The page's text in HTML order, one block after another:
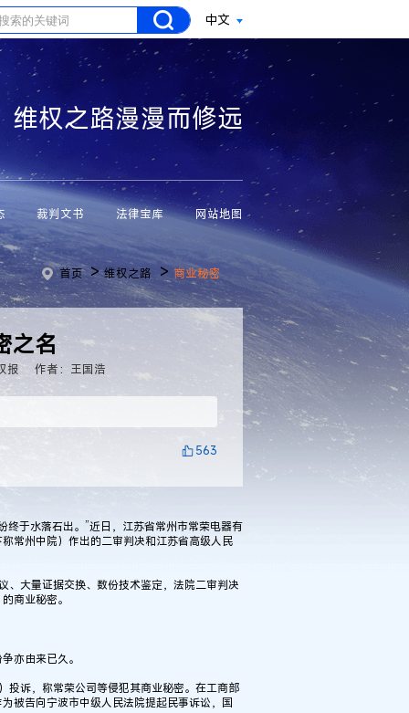
中文
维权之路漫漫而修远
裁判文书 法律宝库 网站地图
首页 >维权之路 >商业秘密
之名
报 作者：王国浩
563
终于水落石出。”近日，江苏省常州市常荣电器有
常州中院）作出的二审判决和江苏省高级人民
大量证据交换、数份技术鉴定，法院二审判决
商业秘密。
亦由来已久。
诉，称常荣公司等侵犯其商业秘密。在工商部
被告向宁波市中级人民法院提起民事诉讼，国